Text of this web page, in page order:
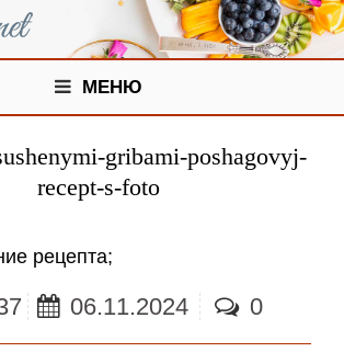
МЕНЮ
gribami-poshagovyj-
recept-s-foto
;
06.11.2024 0